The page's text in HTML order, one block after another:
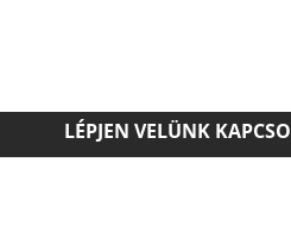
LÉPJEN VELÜNK